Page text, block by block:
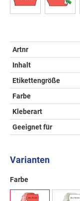
Artnr
Inhalt
Etikettengröße
Farbe
Kleberart
Geeignet für
Varianten
Farbe